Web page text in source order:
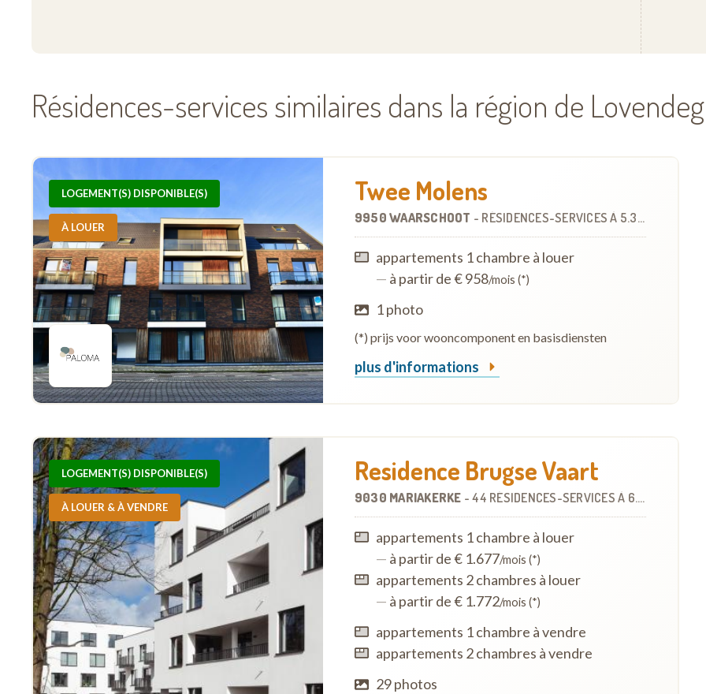
Résidences-services similaires dans la région de
LOGEMENT(S) DISPONIBLE(S)
À LOUER
Twee Molens
9950 WAARSCHOOT - RÉSIDENCES-SERVICESÀ 5.3 KM
appartements 1 chambre à louer
— à partir de € 958/mois (*)
1 photo
(*) prijs voor wooncomponent en basisdiensten
plus d'informations
LOGEMENT(S) DISPONIBLE(S)
À LOUER & À VENDRE
Residence Brugse Vaart
9030 MARIAKERKE -44 RÉSIDENCES-SERVICESÀ 6.1 KM
appartements 1 chambre à louer
— à partir de € 1.677/mois (*)
appartements 2 chambres à louer
— à partir de € 1.772/mois (*)
appartements 1 chambre à vendre
appartements 2 chambres à vendre
29 photos